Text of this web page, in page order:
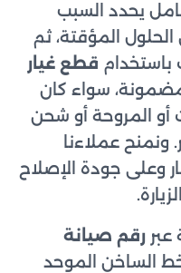
يحدد السبب
المؤقتة، ثم
باستخدام قطع غيار
سواء كان
أو المروحة أو شحن
ونمنح عملاءنا
وعلى جودة الإصلاح
رقم صيانة
الساخن الموحد